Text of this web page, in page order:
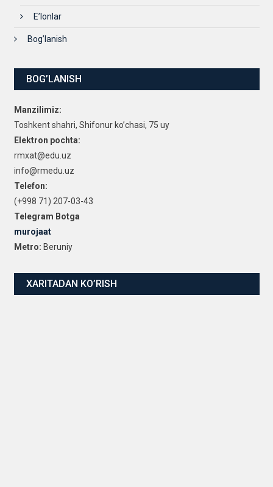
E’lonlar
Bog’lanish
BOG’LANISH
Manzilimiz:
Toshkent shahri, Shifonur ko’chasi, 75 uy
Elektron pochta:
rmxat@edu.uz
info@rmedu.uz
Telefon:
(+998 71) 207-03-43
Telegram Botga
murojaat
Metro: Beruniy
XARITADAN KO’RISH